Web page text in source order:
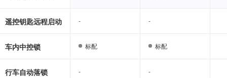
遥控钥匙远程启动 - -
车内中控锁 标配 标配
行车自动落锁 - -
- -
标配 标配
- -